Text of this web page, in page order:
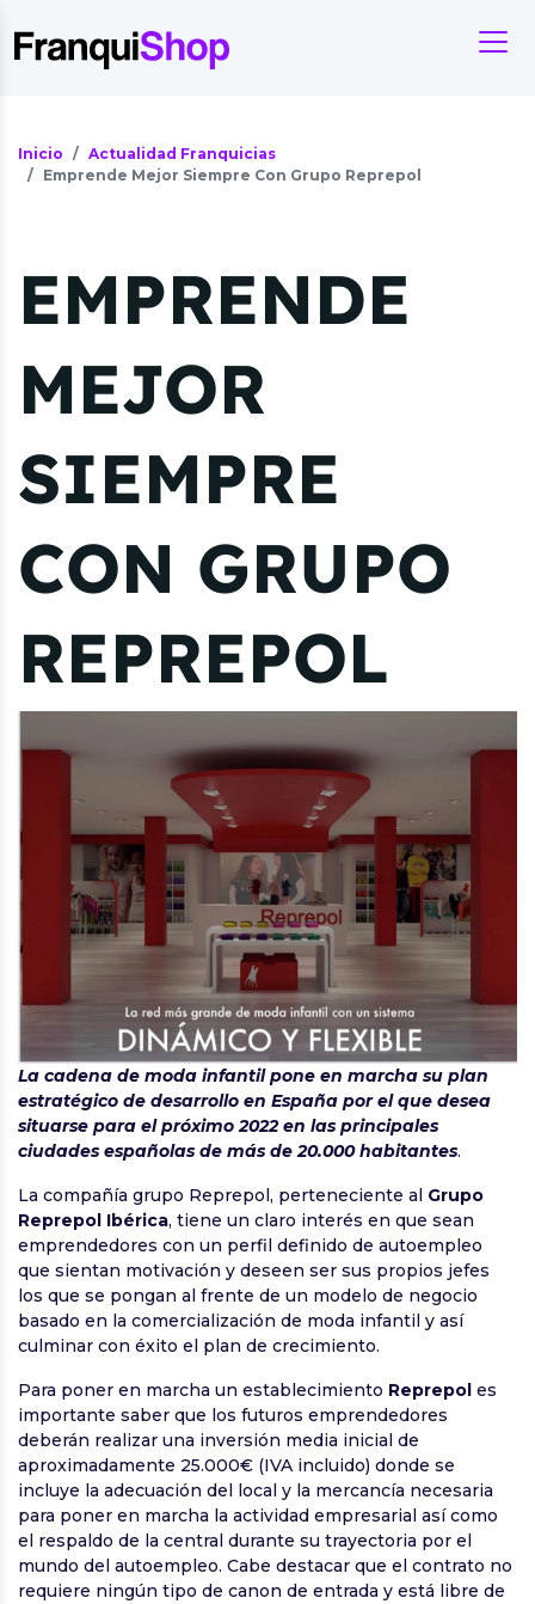
Inicio
Actualidad Franquicias
Emprende Mejor Siempre Con Grupo Reprepol
EMPRENDE
MEJOR
SIEMPRE
CON GRUPO
REPREPOL
La cadena de moda infantil pone en marcha su plan
estratégico de desarrollo en España por el que desea
situarse para el próximo 2022 en las principales
ciudades españolas de más de 20.000 habitantes.
La compañía grupo Reprepol, perteneciente al Grupo
Reprepol Ibérica, tiene un claro interés en que sean
emprendedores con un perfil definido de autoempleo
que sientan motivación y deseen ser sus propios jefes
los que se pongan al frente de un modelo de negocio
basado en la comercialización de moda infantil y así
culminar con éxito el plan de crecimiento.
Para poner en marcha un establecimiento Reprepol es
importante saber que los futuros emprendedores
deberán realizar una inversión media inicial de
aproximadamente 25.000€ (IVA incluido) donde se
incluye la adecuación del local y la mercancía necesaria
para poner en marcha la actividad empresarial así como
el respaldo de la central durante su trayectoria por el
mundo del autoempleo. Cabe destacar que el contrato no
requiere ningún tipo de canon de entrada y está libre de